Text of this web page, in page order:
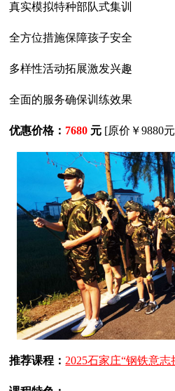
真实模拟特种部队式集训
全方位措施保障孩子安全
多样性活动拓展激发兴趣
全面的服务确保训练效果
优惠价格： 7680 元 [原价￥9880
推荐课程： 2025石家庄“钢铁意志